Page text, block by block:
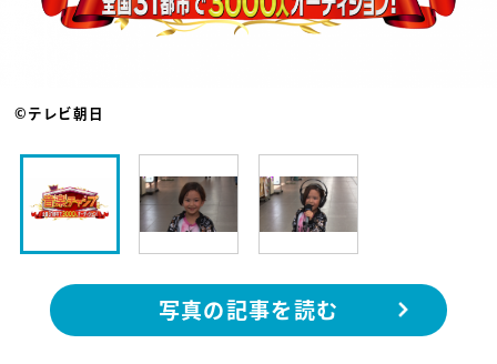
©テレビ朝日
写真の記事を読む